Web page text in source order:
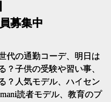
募集中
代の通勤コーデ、明日は
？子供の受験や習い事、
？人気モデル、ハイセン
読者モデル、教育のプ